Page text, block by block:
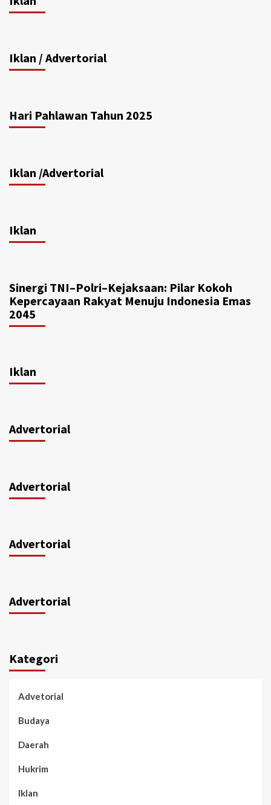
Iklan / Advertorial
Hari Pahlawan Tahun 2025
Iklan /Advertorial
Iklan
Sinergi TNI–Polri–Kejaksaan: Pilar Kokoh
Kepercayaan Rakyat Menuju Indonesia Emas
2045
Iklan
Advertorial
Advertorial
Advertorial
Advertorial
Kategori
Advetorial
Budaya
Daerah
Hukrim
Iklan